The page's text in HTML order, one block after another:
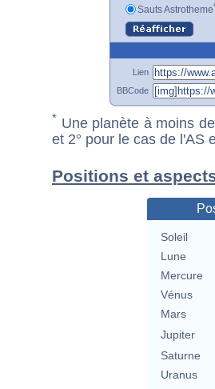
Sauts Astrotheme
Lien
BBCode
* Une planète à moins
et 2° pour le cas de l'AS
Positions et
Soleil
Lune
Mercure
Vénus
Mars
Jupiter
Saturne
Uranus